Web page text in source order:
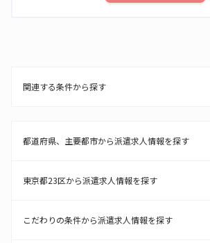
関連する条件から探す
都道府県、主要都市から派遣求人情報を探す
東京都23区から派遣求人情報を探す
こだわりの条件から派遣求人情報を探す